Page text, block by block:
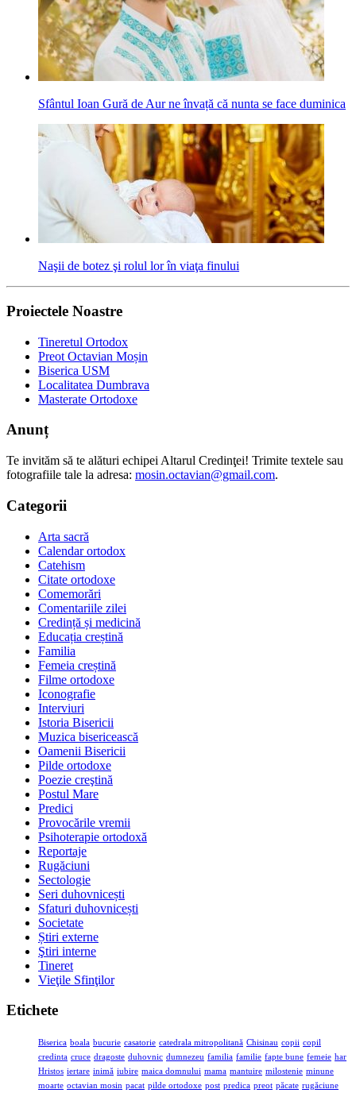
Sfântul Ioan Gură de Aur ne învață că nunta se face duminica
Naşii de botez şi rolul lor în viaţa finului
Proiectele Noastre
Tineretul Ortodox
Preot Octavian Moșin
Biserica USM
Localitatea Dumbrava
Masterate Ortodoxe
Anunț
Te invităm să te alături echipei Altarul Credinţei! Trimite textele sau
fotografiile tale la adresa: mosin.octavian@gmail.com.
Categorii
Arta sacră
Calendar ortodox
Catehism
Citate ortodoxe
Comemorări
Comentariile zilei
Credință și medicină
Educația creștină
Familia
Femeia creștină
Filme ortodoxe
Iconografie
Interviuri
Istoria Bisericii
Muzica bisericească
Oamenii Bisericii
Pilde ortodoxe
Poezie creştină
Postul Mare
Predici
Provocările vremii
Psihoterapie ortodoxă
Reportaje
Rugăciuni
Sectologie
Seri duhovnicești
Sfaturi duhovnicești
Societate
Știri externe
Ştiri interne
Tineret
Vieţile Sfinţilor
Etichete
Biserica boala bucurie casatorie catedrala mitropolitană Chisinau copii copil
credinta cruce dragoste duhovnic dumnezeu familia familie fapte bune femeie har
Hristos iertare inimă iubire maica domnului mama mantuire milostenie minune
moarte octavian mosin pacat pilde ortodoxe post predica preot păcate rugăciune